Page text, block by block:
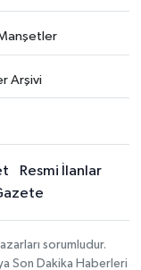
Arşivi
Resmi İlanlar
sorumludur.
Son Dakika Haberleri